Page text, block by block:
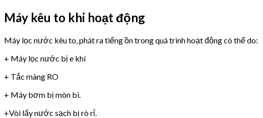
Máy kêu to khi hoạt động
Máy lọc nước kêu to, phát ra tiếng ồn trong quá trình hoạt động có thể do:
+ Máy lọc nước bị e khí
+ Tắc màng RO
+ Máy bơm bị mòn bi.
+Vòi lấy nước sạch bị rò rỉ.